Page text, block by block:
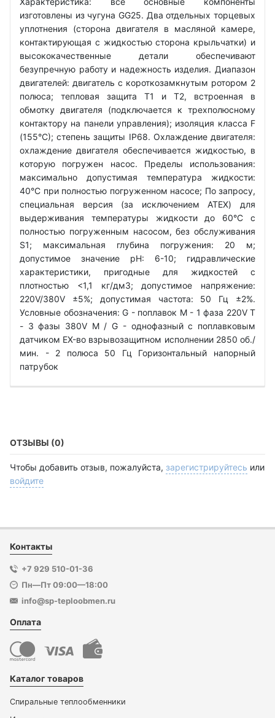
изготовлены из чугуна GG25. Два отдельных торцевых
уплотнения (сторона двигателя в масляной камере,
контактирующая с жидкостью сторона крыльчатки) и
высококачественные детали обеспечивают
безупречную работу и надежность изделия. Диапазон
двигателей: двигатель с короткозамкнутым ротором 2
полюса; тепловая защита T1 и T2, встроенная в
обмотку двигателя (подключается к трехполюсному
контактору на панели управления); изоляция класса F
(155°C); степень защиты IP68. Охлаждение двигателя:
охлаждение двигателя обеспечивается жидкостью, в
которую погружен насос. Пределы использования:
максимально допустимая температура жидкости:
40°C при полностью погруженном насосе; По запросу,
специальная версия (за исключением ATEX) для
выдерживания температуры жидкости до 60°C с
полностью погруженным насосом, без обслуживания
S1; максимальная глубина погружения: 20 м;
допустимое значение рН: 6-10; гидравлические
характеристики, пригодные для жидкостей с
плотностью <1,1 кг/дм3; допустимое напряжение:
220V/380V ±5%; допустимая частота: 50 Гц ±2%.
Условные обозначения: G - поплавок М - 1 фаза 220V Т
- 3 фазы 380V M / G - однофазный с поплавковым
датчиком EX-во взрывозащитном исполнении 2850 об./
мин. - 2 полюса 50 Гц Горизонтальный напорный
патрубок
ОТЗЫВЫ (0)
Чтобы добавить отзыв, пожалуйста, зарегистрируйтесь или
войдите
Контакты
+7 929 510-01-36
Пн—Пт 09:00—18:00
info@sp-teploobmen.ru
Оплата
Каталог товаров
Спиральные теплообменники